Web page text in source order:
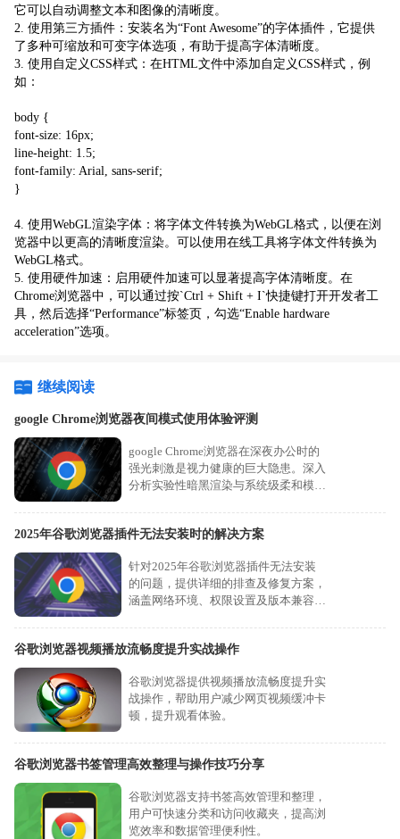
它可以自动调整文本和图像的清晰度。
2. 使用第三方插件：安装名为“Font Awesome”的字体插件，它提供
了多种可缩放和可变字体选项，有助于提高字体清晰度。
3. 使用自定义CSS样式：在HTML文件中添加自定义CSS样式，例
如：
body {
font-size: 16px;
line-height: 1.5;
font-family: Arial, sans-serif;
}
4. 使用WebGL渲染字体：将字体文件转换为WebGL格式，以便在浏
览器中以更高的清晰度渲染。可以使用在线工具将字体文件转换为
WebGL格式。
5. 使用硬件加速：启用硬件加速可以显著提高字体清晰度。在
Chrome浏览器中，可以通过按`Ctrl + Shift + I`快捷键打开开发者工
具，然后选择“Performance”标签页，勾选“Enable hardware
acceleration”选项。
继续阅读
google Chrome浏览器夜间模式使用体验评测
google Chrome浏览器在深夜办公时的
强光刺激是视力健康的巨大隐患。深入
分析实验性暗黑渲染与系统级柔和模式
光环境下为您营造更温和、更舒适的视
2025年谷歌浏览器插件无法安装时的解决方案
针对2025年谷歌浏览器插件无法安装
的问题，提供详细的排查及修复方案，
涵盖网络环境、权限设置及版本兼容等
谷歌浏览器视频播放流畅度提升实战操作
谷歌浏览器提供视频播放流畅度提升实
战操作，帮助用户减少网页视频缓冲卡
顿，提升观看体验。
谷歌浏览器书签管理高效整理与操作技巧分享
谷歌浏览器支持书签高效管理和整理，
用户可快速分类和访问收藏夹，提高浏
览效率和数据管理便利性。